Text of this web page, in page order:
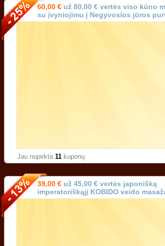
60,00 € už 80,00 € vertės viso kūno
su įvyniojimu į Negyvosios jūros
(trukmė 90 min.) Karoliniškėse
Jau nupirkta 11 kuponų
39,00 € už 45,00 € vertės japonišką
imperatoriškąjį KOBIDO veido
min.) Vilniuje!